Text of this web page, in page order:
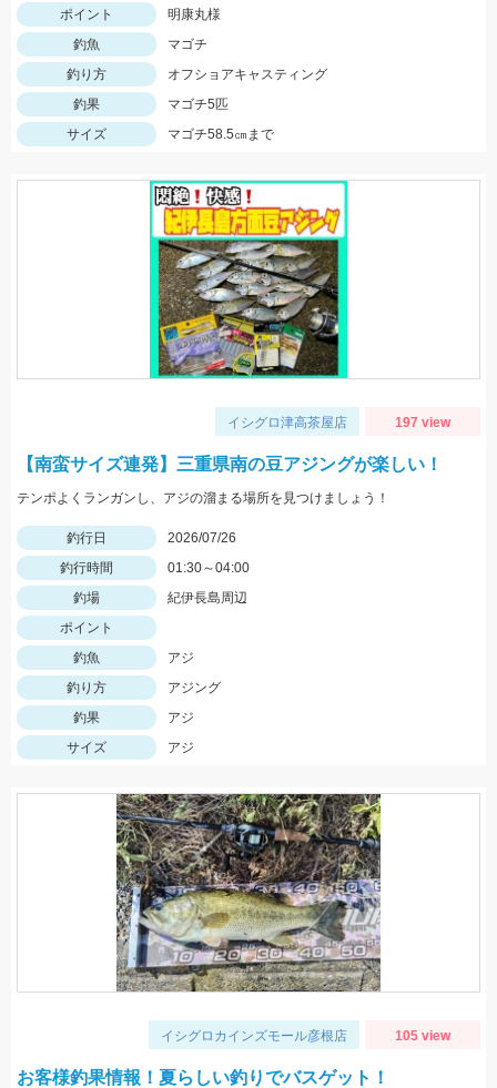
ポイント
明康丸様
釣魚
マゴチ
釣り方
オフショアキャスティング
釣果
マゴチ5匹
サイズ
マゴチ58.5㎝まで
イシグロ津高茶屋店 197 view
【南蛮サイズ連発】三重県南の豆アジングが楽しい！
テンポよくランガンし、アジの溜まる場所を見つけましょう！
釣行日
2026/07/26
釣行時間
01:30～04:00
釣場
紀伊長島周辺
ポイント
釣魚
アジ
釣り方
アジング
釣果
アジ
サイズ
アジ
イシグロカインズモール彦根店 105 view
お客様釣果情報！夏らしい釣りでバスゲット！